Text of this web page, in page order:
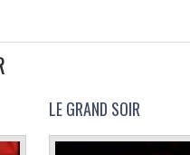
LE GRAND SOIR